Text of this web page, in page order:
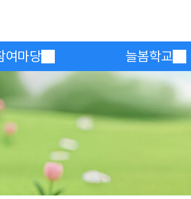
여마당 늘봄학교